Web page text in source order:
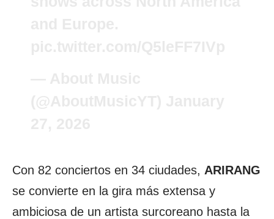
Con 82 conciertos en 34 ciudades, ARIRANG
se convierte en la gira más extensa y
ambiciosa de un artista surcoreano hasta la